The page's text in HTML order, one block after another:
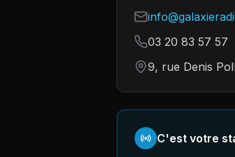
03 20 83 57 57
9, rue Denis
C'est votre